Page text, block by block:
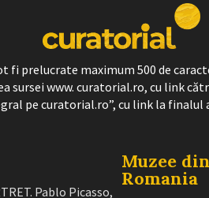
fi prelucrate maximum 500 de
www. curatorial.ro, cu link
pe curatorial.ro”, cu link la finalul
Pablo Picasso,
Muzee din
Romania